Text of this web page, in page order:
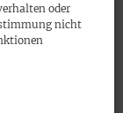
oder
nicht